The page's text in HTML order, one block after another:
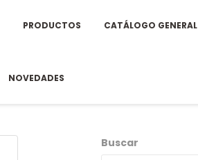
PRODUCTOS CATÁLOGO GENERAL
NOVEDADES
Buscar